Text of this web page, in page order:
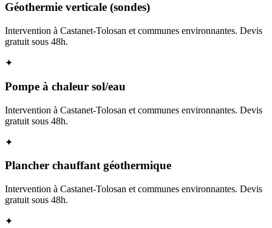
Géothermie verticale (sondes)
Intervention à Castanet-Tolosan et communes environnantes. Devis
gratuit sous 48h.
✦
Pompe à chaleur sol/eau
Intervention à Castanet-Tolosan et communes environnantes. Devis
gratuit sous 48h.
✦
Plancher chauffant géothermique
Intervention à Castanet-Tolosan et communes environnantes. Devis
gratuit sous 48h.
✦